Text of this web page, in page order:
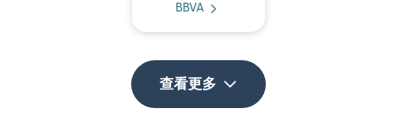
BBVA
查看更多